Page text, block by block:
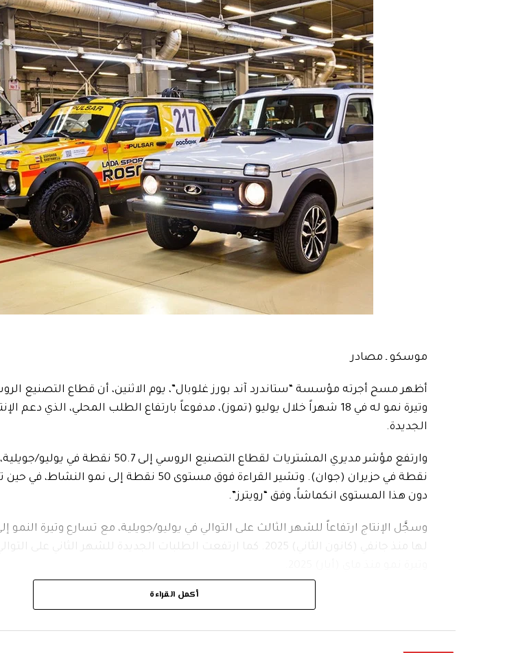
موسكو ـ مصادر
أظهر مسح أجرته مؤسسة “ستاندرد آند بورز غلوبال”، يوم الاثنين، أن قطاع التصنيع
وتيرة نمو له في 18 شهراً خلال يوليو (تموز)، مدفوعاً بارتفاع الطلب المحلي، الذي دعم
الجديدة.
نقطة في حزيران (جوان). وتشير القراءة فوق مستوى 50 نقطة إلى
دون هذا المستوى انكماشاً، وفق “رويترز”.
وسجَّل الإنتاج ارتفاعاً للشهر الثالث على التوالي في يوليو/جويلية، مع تسارع وتيرة
لها منذ جانفي (كانون الثاني) 2025. كما ارتفعت الطلبات الجديدة للشهر الثاني
في المقابل، ظل الطلب الخارجي ضعيفاً، إذ تراجعت طلبات التصدير الجديدة مجدداً وبأسرع
أكمل القراءة